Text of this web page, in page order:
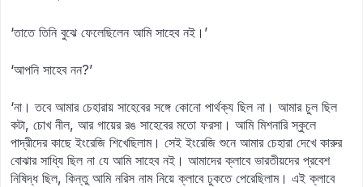
‘তাতে তিনি বুঝে ফেলেছিলেন আমি সাহেব নই।’
‘আপনি সাহেব নন?’
‘না। তবে আমার চেহারায় সাহেবের সঙ্গে কোনো পার্থক্য ছিল না। আমার চুল ছিল
কটা, চোখ নীল, আর গায়ের রঙ সাহেবের মতো ফরসা। আমি মিশনারি স্কুলে
পাদ্রীদের কাছে ইংরেজি শিখেছিলাম। সেই ইংরেজি শুনে আমার চেহারা দেখে কারুর
বোঝার সাধ্যি ছিল না যে আমি সাহেব নই। আমাদের ক্লাবে ভারতীয়দের প্রবেশ
নিষিদ্ধ ছিল, কিন্তু আমি নরিস নাম নিয়ে ক্লাবে ঢুকতে পেরেছিলাম। এই ক্লাবে